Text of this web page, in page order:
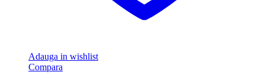
Adauga in wishlist
Compara